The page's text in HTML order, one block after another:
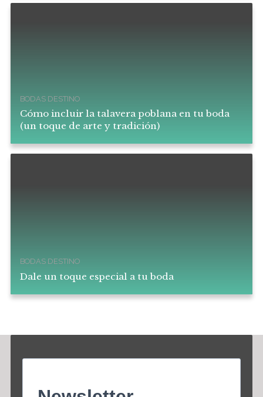
BODAS DESTINO
Cómo incluir la talavera poblana en tu boda
(un toque de arte y tradición)
BODAS DESTINO
Dale un toque especial a tu boda